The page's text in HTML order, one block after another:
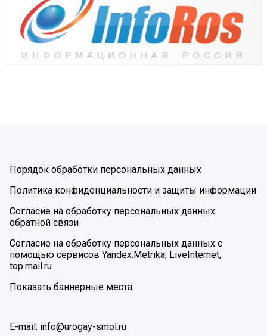
Порядок обработки персональных данных
Политика конфиденциальности и защиты информации
Согласие на обработку персональных данных
обратной связи
Согласие на обработку персональных данных с
помощью сервисов Yandex.Metrika, LiveInternet,
top.mail.ru
Показать баннерные места
E-mail: info@urogay-smol.ru